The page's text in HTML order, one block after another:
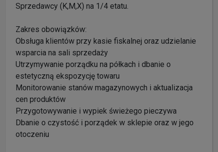
Sprzedawcy (K,M,X) na 1/4 etatu.
Zakres obowiązków:
Obsługa klientów przy kasie fiskalnej oraz udzielanie
wsparcia na sali sprzedaży
Utrzymywanie porządku na półkach i dbanie o
estetyczną ekspozycję towaru
Monitorowanie stanów magazynowych i aktualizacja
cen produktów
Przygotowywanie i wypiek świeżego pieczywa
Dbanie o czystość i porządek w sklepie oraz w jego
otoczeniu